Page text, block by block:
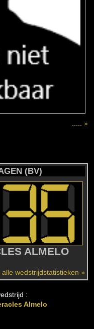
..... »
(BV)
ALMELO
alle wedstrijdstatistieken »
:
Almelo